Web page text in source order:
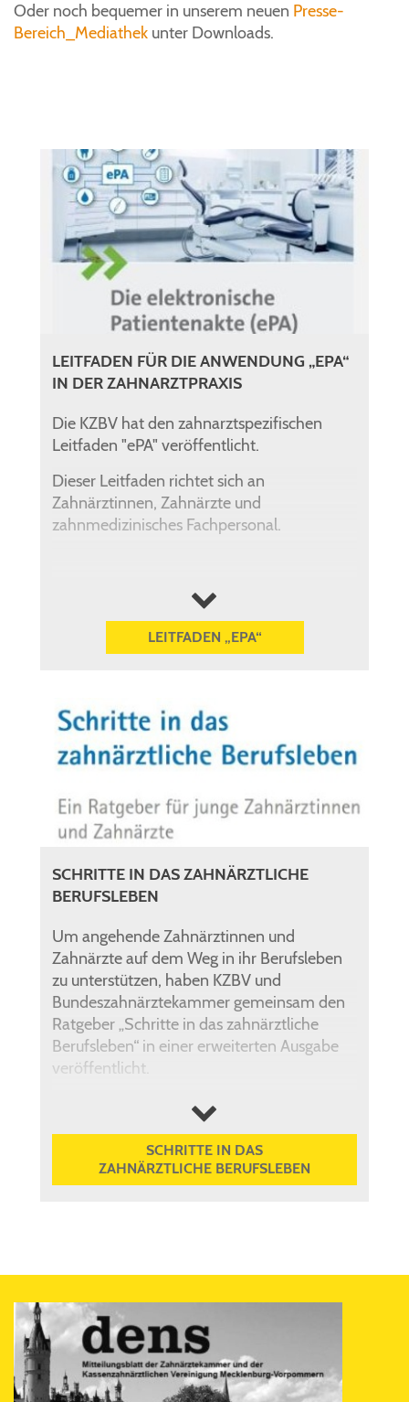
Oder noch bequemer in unserem neuen Presse-
Bereich_Mediathek unter Downloads.
LEITFADEN FÜR DIE ANWENDUNG „EPA“
IN DER ZAHNARZTPRAXIS
Die KZBV hat den zahnarztspezifischen
Leitfaden "ePA" veröffentlicht.
Dieser Leitfaden richtet sich an
Zahnärztinnen, Zahnärzte und
zahnmedizinisches Fachpersonal.
LEITFADEN „EPA“
SCHRITTE IN DAS ZAHNÄRZTLICHE
BERUFSLEBEN
Um angehende Zahnärztinnen und
Zahnärzte auf dem Weg in ihr Berufsleben
zu unterstützen, haben KZBV und
Bundeszahnärztekammer gemeinsam den
Ratgeber „Schritte in das zahnärztliche
Berufsleben“ in einer erweiterten Ausgabe
veröffentlicht.
Auf 140 Seiten geben fachkundige
Autorinnen und Autoren wertvolle Tipps
und Hinweise, wie ein erfolgreicher Start in
den zahnärztlichen Beruf gelingen kann.
Dazu zählen unter anderem vertiefende
Qualitätsmanagement und Abrechnung –
inklusive wichtiger gesetzlicher Regelungen.
SCHRITTE IN DAS
ZAHNÄRZTLICHE BERUFSLEBEN